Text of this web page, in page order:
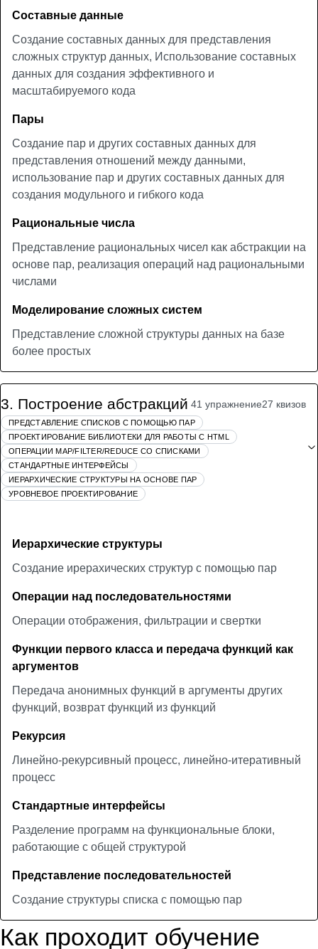
Составные данные
Создание составных данных для представления
сложных структур данных, Использование составных
данных для создания эффективного и
масштабируемого кода
Пары
Создание пар и других составных данных для
представления отношений между данными,
использование пар и других составных данных для
создания модульного и гибкого кода
Рациональные числа
Представление рациональных чисел как абстракции на
основе пар, реализация операций над рациональными
числами
Моделирование сложных систем
Представление сложной структуры данных на базе
более простых
3. Построение абстракций 41 упражнение27 квизов
ПРЕДСТАВЛЕНИЕ СПИСКОВ С ПОМОЩЬЮ ПАР
ПРОЕКТИРОВАНИЕ БИБЛИОТЕКИ ДЛЯ РАБОТЫ С HTML
ОПЕРАЦИИ MAP/FILTER/REDUCE СО СПИСКАМИ
СТАНДАРТНЫЕ ИНТЕРФЕЙСЫ
ИЕРАРХИЧЕСКИЕ СТРУКТУРЫ НА ОСНОВЕ ПАР
УРОВНЕВОЕ ПРОЕКТИРОВАНИЕ
Иерархические структуры
Создание ирерахических структур с помощью пар
Операции над последовательностями
Операции отображения, фильтрации и свертки
Функции первого класса и передача функций как
аргументов
Передача анонимных функций в аргументы других
функций, возврат функций из функций
Рекурсия
Линейно-рекурсивный процесс, линейно-итеративный
процесс
Стандартные интерфейсы
Разделение программ на функциональные блоки,
работающие с общей структурой
Представление последовательностей
Создание структуры списка с помощью пар
Как проходит обучение